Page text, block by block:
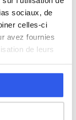
sociaux, de
celles-ci
avez fournies
de leurs
870 profs